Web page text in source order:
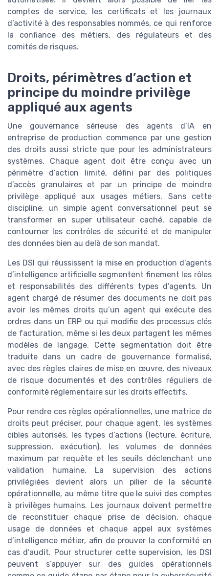
comptes de service, les certificats et les journaux
d’activité à des responsables nommés, ce qui renforce
la confiance des métiers, des régulateurs et des
comités de risques.
Droits, périmètres d’action et
principe du moindre privilège
appliqué aux agents
Une gouvernance sérieuse des agents d’IA en
entreprise de production commence par une gestion
des droits aussi stricte que pour les administrateurs
systèmes. Chaque agent doit être conçu avec un
périmètre d’action limité, défini par des politiques
d’accès granulaires et par un principe de moindre
privilège appliqué aux usages métiers. Sans cette
discipline, un simple agent conversationnel peut se
transformer en super utilisateur caché, capable de
contourner les contrôles de sécurité et de manipuler
des données bien au delà de son mandat.
Les DSI qui réussissent la mise en production d’agents
d’intelligence artificielle segmentent finement les rôles
et responsabilités des différents types d’agents. Un
agent chargé de résumer des documents ne doit pas
avoir les mêmes droits qu’un agent qui exécute des
ordres dans un ERP ou qui modifie des processus clés
de facturation, même si les deux partagent les mêmes
modèles de langage. Cette segmentation doit être
traduite dans un cadre de gouvernance formalisé,
avec des règles claires de mise en œuvre, des niveaux
de risque documentés et des contrôles réguliers de
conformité réglementaire sur les droits effectifs.
Pour rendre ces règles opérationnelles, une matrice de
droits peut préciser, pour chaque agent, les systèmes
cibles autorisés, les types d’actions (lecture, écriture,
suppression, exécution), les volumes de données
maximum par requête et les seuils déclenchant une
validation humaine. La supervision des actions
privilégiées devient alors un pilier de la sécurité
opérationnelle, au même titre que le suivi des comptes
à privilèges humains. Les journaux doivent permettre
de reconstituer chaque prise de décision, chaque
usage de données et chaque appel aux systèmes
d’intelligence métier, afin de prouver la conformité en
cas d’audit. Pour structurer cette supervision, les DSI
peuvent s’appuyer sur des guides opérationnels